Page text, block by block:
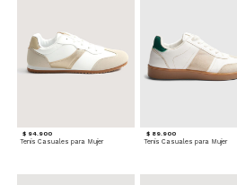
$ 94.900
Tenis Casuales para Mujer
$ 89.900
Tenis Casuales para Mujer